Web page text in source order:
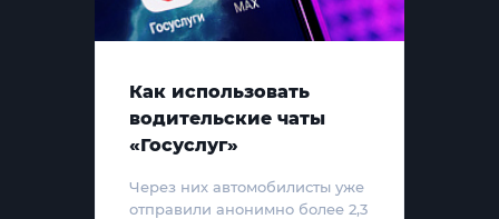
Как использовать
водительские чаты
«Госуслуг»
Через них автомобилисты уже
отправили анонимно более 2,3